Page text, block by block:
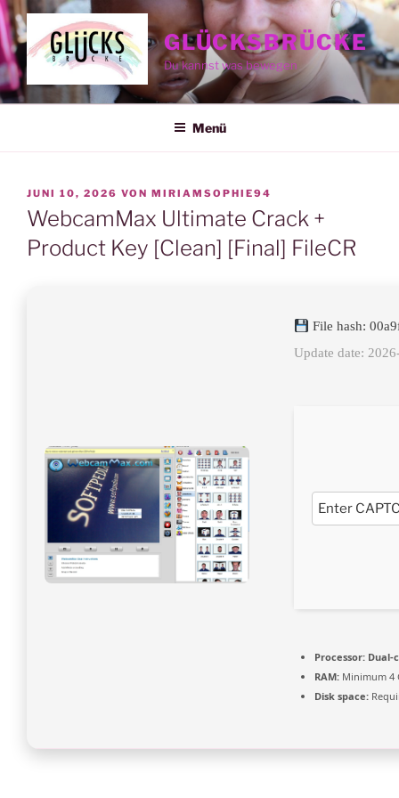
Zum
Inhalt
springen
GLÜCKSBRÜCKE
Du kannst was bewegen
Menü
VERÖFFENTLICHT
AM
JUNI 10, 2026 VON MIRIAMSOPHIE94
WebcamMax Ultimate Crack +
Product Key [Clean] [Final] FileCR
File hash:
Update date:
Processor: Dual-
RAM: Minimum 4
Disk space: